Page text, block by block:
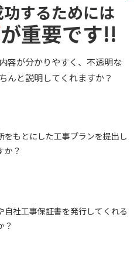
するためには
が重要です!!
容が分かりやすく、不透明な
んと説明してくれますか？
をもとにした工事プランを提出し
か？
自社工事保証書を発行してくれる
？